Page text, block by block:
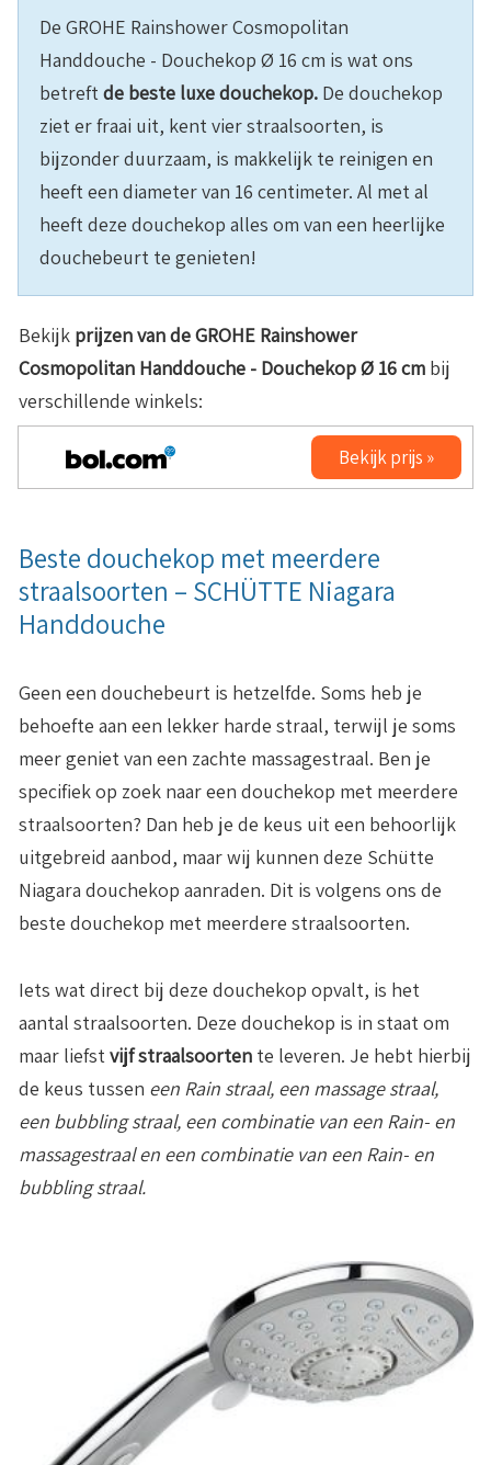
De GROHE Rainshower Cosmopolitan
Handdouche - Douchekop Ø 16 cm is wat ons
betreft de beste luxe douchekop. De douchekop
ziet er fraai uit, kent vier straalsoorten, is
bijzonder duurzaam, is makkelijk te reinigen en
heeft een diameter van 16 centimeter. Al met al
heeft deze douchekop alles om van een heerlijke
douchebeurt te genieten!
Bekijk prijzen van deGROHE Rainshower
Cosmopolitan Handdouche - Douchekop Ø 16 cm bij
verschillende winkels:
Bekijk prijs »
Beste douchekop met meerdere
straalsoorten – SCHÜTTE Niagara
Handdouche
Geen een douchebeurt is hetzelfde. Soms heb je
behoefte aan een lekker harde straal, terwijl je soms
meer geniet van een zachte massagestraal. Ben je
specifiek op zoek naar een douchekop met meerdere
straalsoorten? Dan heb je de keus uit een behoorlijk
uitgebreid aanbod, maar wij kunnen deze Schütte
Niagara douchekop aanraden. Dit is volgens ons de
beste douchekop met meerdere straalsoorten.
Iets wat direct bij deze douchekop opvalt, is het
aantal straalsoorten. Deze douchekop is in staat om
maar liefst vijf straalsoorten te leveren. Je hebt hierbij
de keus tussen een Rain straal, een massage straal,
een bubbling straal, een combinatie van een Rain- en
massagestraal en een combinatie van een Rain- en
bubbling straal.